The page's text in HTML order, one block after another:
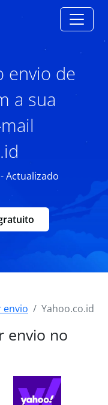
envio de
a sua
Actualizado
envio Yahoo.co.id
envio no